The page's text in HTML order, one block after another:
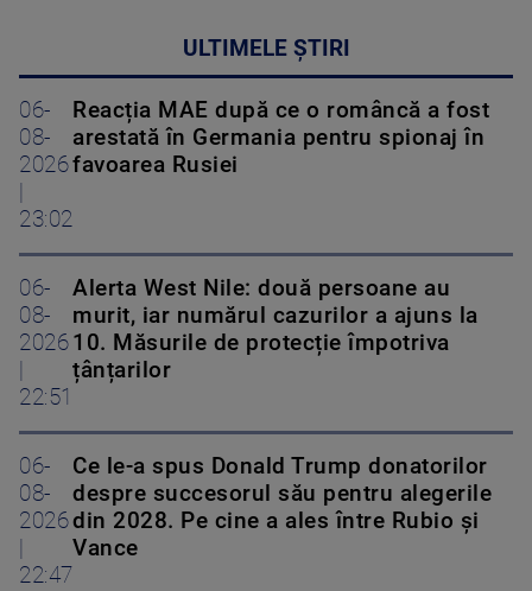
ULTIMELE ȘTIRI
06-
08-
2026
23:02
Reacția MAE după ce o româncă a fost
arestată în Germania pentru spionaj în
favoarea Rusiei
06-
08-
2026
22:51
Alerta West Nile: două persoane au
murit, iar numărul cazurilor a ajuns la
10. Măsurile de protecție împotriva
țânțarilor
06-
08-
2026
22:47
Ce le-a spus Donald Trump donatorilor
despre succesorul său pentru alegerile
din 2028. Pe cine a ales între Rubio și
Vance